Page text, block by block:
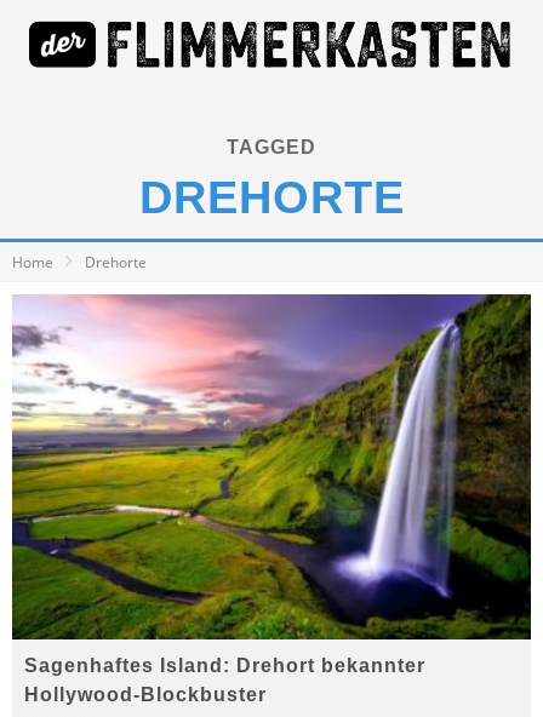
TAGGED
DREHORTE
Home Drehorte
Sagenhaftes Island: Drehort bekannter
Hollywood-Blockbuster